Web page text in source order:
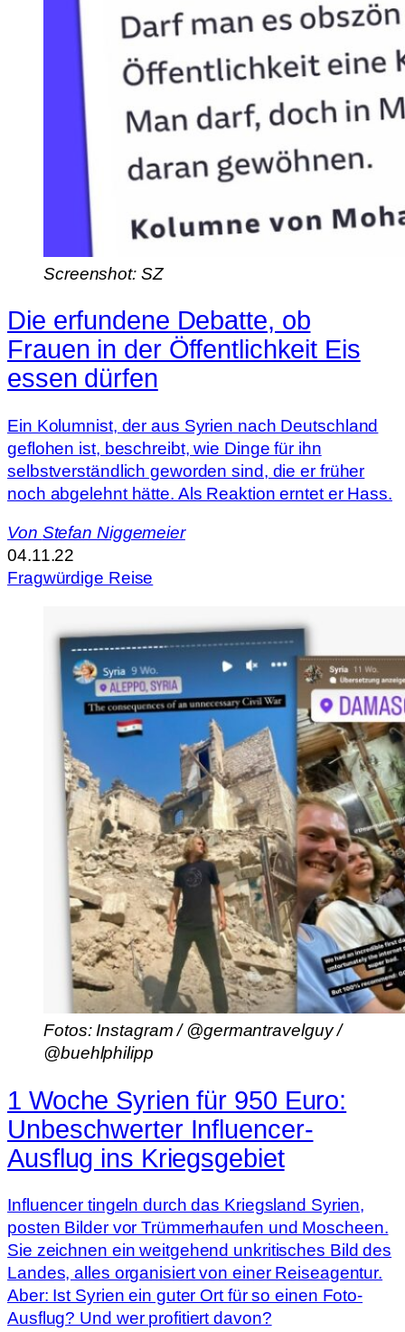
Screenshot: SZ
Die erfundene Debatte, ob
Frauen in der Öffentlichkeit Eis
essen dürfen
Ein Kolumnist, der aus Syrien nach Deutschland
geflohen ist, beschreibt, wie Dinge für ihn
selbstverständlich geworden sind, die er früher
noch abgelehnt hätte. Als Reaktion erntet er Hass.
Von Stefan Niggemeier
04.11.22
Fragwürdige Reise
Fotos: Instagram / @germantravelguy /
@buehlphilipp
1 Woche Syrien für 950 Euro:
Unbeschwerter Influencer-
Ausflug ins Kriegsgebiet
Influencer tingeln durch das Kriegsland Syrien,
posten Bilder vor Trümmerhaufen und Moscheen.
Sie zeichnen ein weitgehend unkritisches Bild des
Landes, alles organisiert von einer Reiseagentur.
Aber: Ist Syrien ein guter Ort für so einen Foto-
Ausflug? Und wer profitiert davon?